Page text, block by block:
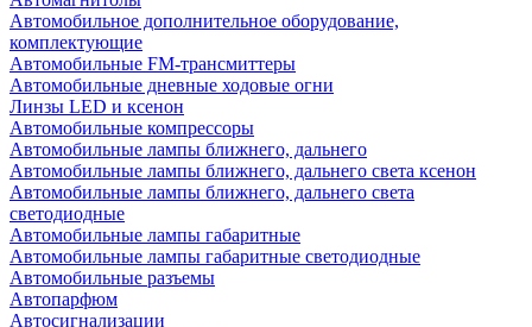
Автомобильное дополнительное оборудование,
комплектующие
Автомобильные FM-трансмиттеры
Автомобильные дневные ходовые огни
Линзы LED и ксенон
Автомобильные компрессоры
Автомобильные лампы ближнего, дальнего
Автомобильные лампы ближнего, дальнего света ксенон
Автомобильные лампы ближнего, дальнего света
светодиодные
Автомобильные лампы габаритные
Автомобильные лампы габаритные светодиодные
Автомобильные разъемы
Автопарфюм
Автосигнализации